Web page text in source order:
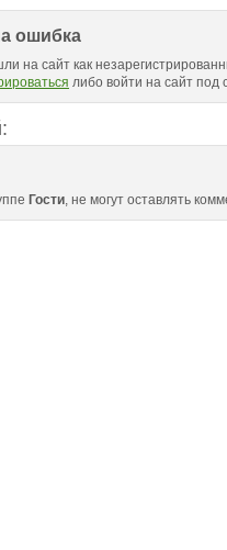
ошибка
на сайт как
либо войти на сайт под
Гости , не могут оставлять